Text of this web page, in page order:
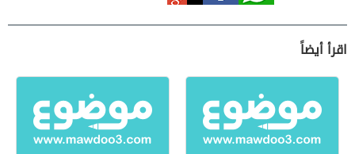
اقرأ أيضاً